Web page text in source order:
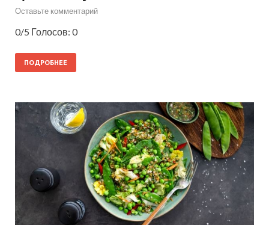
Оставьте комментарий
0/5 Голосов: 0
ПОДРОБНЕЕ